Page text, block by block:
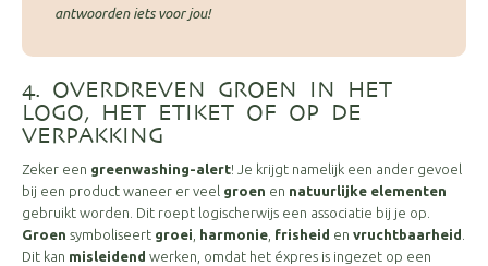
antwoorden iets voor jou!
4. OVERDREVEN GROEN IN HET
LOGO, HET ETIKET OF OP DE
VERPAKKING
Zeker een greenwashing-alert! Je krijgt namelijk een ander gevoel
bij een product waneer er veel groen en natuurlijke elementen
gebruikt worden. Dit roept logischerwijs een associatie bij je op.
Groen symboliseert groei harmonie frisheid en vruchtbaarheid
Dit kan misleidend werken, omdat het éxpres is ingezet op een